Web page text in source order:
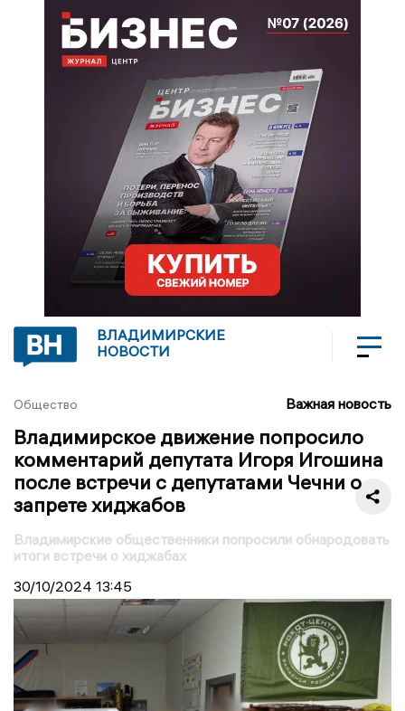
ВЛАДИМИРСКИЕ
НОВОСТИ
Общество Важная новость
Владимирское движение попросило
комментарий депутата Игоря Игошина
после встречи с депутатами Чечни о
запрете хиджабов
Владимирские общественники попросили обнародовать
итоги встречи о хиджабах
30/10/2024 13:45